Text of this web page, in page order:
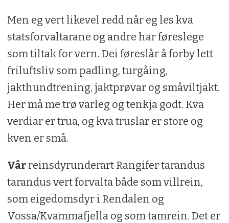
Men eg vert likevel redd når eg les kva
statsforvaltarane og andre har føreslege
som tiltak for vern. Dei føreslår å forby lett
friluftsliv som padling, turgåing,
jakthundtrening, jaktprøvar og småviltjakt.
Her må me trø varleg og tenkja godt. Kva
verdiar er trua, og kva truslar er store og
kven er små.
Vårreinsdyrunderart Rangifer tarandus
tarandus vert forvalta både som villrein,
som eigedomsdyr i Rendalen og
Vossa/Kvammafjella og som tamrein. Det er